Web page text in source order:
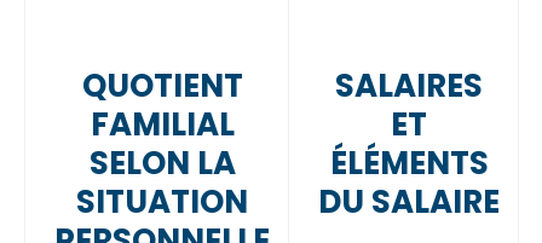
QUOTIENT
FAMILIAL
SELON LA
SITUATION
SALAIRES
ET
ÉLÉMENTS
DU SALAIRE